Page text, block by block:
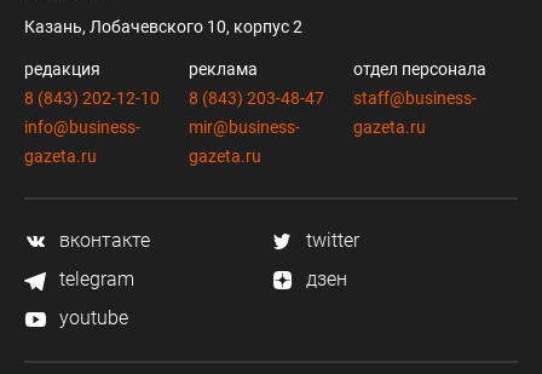
Казань, Лобачевского 10, корпус 2
редакция
8 (843) 202-12-10
info@business-
gazeta.ru
реклама
8 (843) 203-48-47
mir@business-
gazeta.ru
отдел персонала
staff@business-
gazeta.ru
вконтакте
twitter
telegram
дзен
youtube